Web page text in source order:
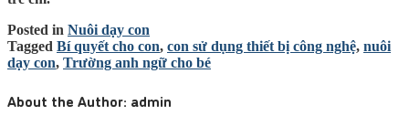
Posted in Nuôi dạy con
Tagged Bí quyết cho con, con sử dụng thiết bị công nghệ, nuôi
dạy con, Trường anh ngữ cho bé
About the Author: admin